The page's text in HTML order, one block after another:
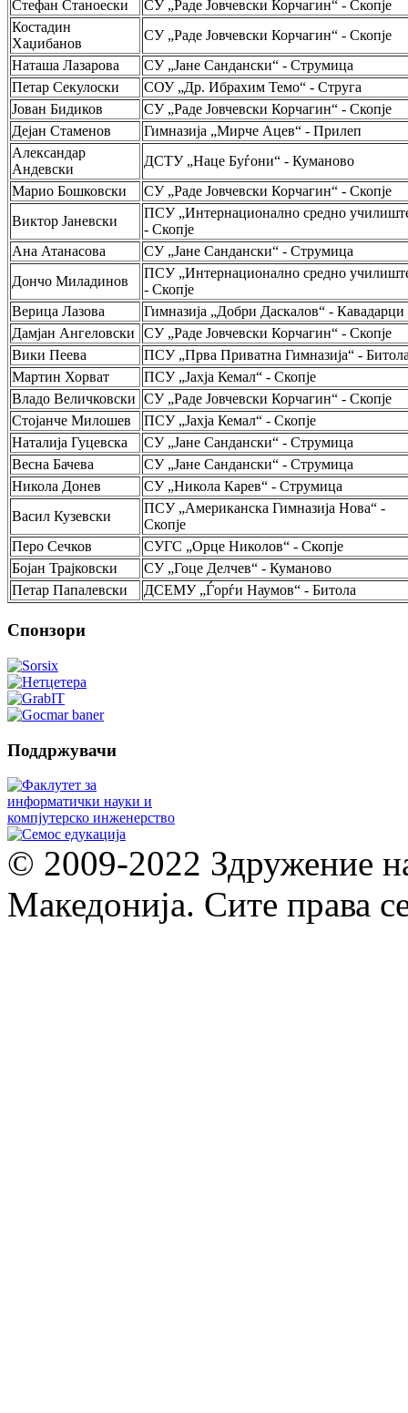
Стефан Станоески
СУ „Раде Јовчевски Корчагин“ - Скопје
Костадин
Хаџибанов
СУ „Раде Јовчевски Корчагин“ - Скопје
Наташа Лазарова
СУ „Јане Сандански“ - Струмица
Петар Секулоски
СОУ „Др. Ибрахим Темо“ - Струга
Јован Бидиков
СУ „Раде Јовчевски Корчагин“ - Скопје
Дејан Стаменов
Гимназија „Мирче Ацев“ - Прилеп
Александар
Андевски
ДСТУ „Наце Буѓони“ - Куманово
Марио Бошковски
СУ „Раде Јовчевски Корчагин“ - Скопје
Виктор Јаневски
ПСУ „Интернационално средно
- Скопје
Ана Атанасова
СУ „Јане Сандански“ - Струмица
Дончо Миладинов
ПСУ „Интернационално средно
- Скопје
Верица Лазова
Гимназија „Добри Даскалов“ - Кавадарци
Дамјан Ангеловски
СУ „Раде Јовчевски Корчагин“ - Скопје
Вики Пеева
ПСУ „Прва Приватна Гимназија“ -
Мартин Хорват
ПСУ „Јахја Кемал“ - Скопје
Владо Величковски СУ „Раде Јовчевски Корчагин“ - Скопје
Стојанче Милошев
ПСУ „Јахја Кемал“ - Скопје
Наталија Гуцевска
СУ „Јане Сандански“ - Струмица
Весна Бачева
СУ „Јане Сандански“ - Струмица
Никола Донев
СУ „Никола Карев“ - Струмица
Васил Кузевски
ПСУ „Американска Гимназија Нова“ -
Скопје
Перо Сечков
СУГС „Орце Николов“ - Скопје
Бојан Трајковски
СУ „Гоце Делчев“ - Куманово
Петар Папалевски
ДСЕМУ „Ѓорѓи Наумов“ - Битола
Спонзори
Поддржувачи
© 2009-2022 Здружение
Македонија. Сите права